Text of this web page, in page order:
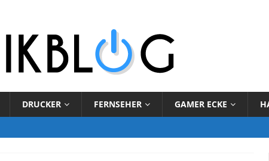
DRUCKER FERNSEHER GAMER ECKE